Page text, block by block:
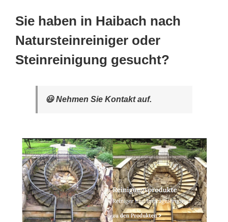
Sie haben in Haibach nach
Natursteinreiniger oder
Steinreinigung gesucht?
😃 Nehmen Sie Kontakt auf.